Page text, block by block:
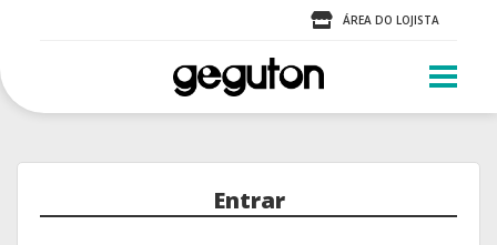
ÁREA DO LOJISTA
Entrar